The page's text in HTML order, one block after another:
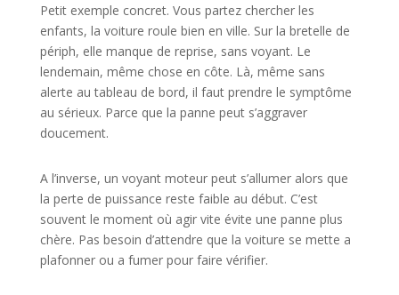
Petit exemple concret. Vous partez chercher les
enfants, la voiture roule bien en ville. Sur la bretelle de
périph, elle manque de reprise, sans voyant. Le
lendemain, même chose en côte. Là, même sans
alerte au tableau de bord, il faut prendre le symptôme
au sérieux. Parce que la panne peut s’aggraver
doucement.
A l’inverse, un voyant moteur peut s’allumer alors que
la perte de puissance reste faible au début. C’est
souvent le moment où agir vite évite une panne plus
chère. Pas besoin d’attendre que la voiture se mette a
plafonner ou a fumer pour faire vérifier.